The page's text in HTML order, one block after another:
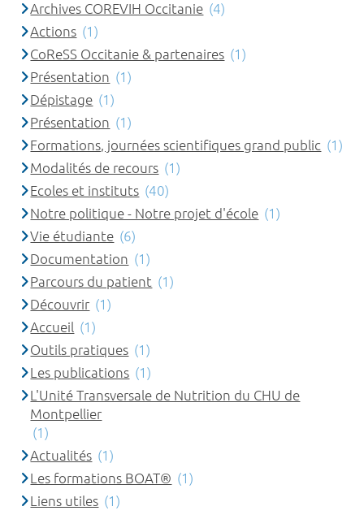
Archives COREVIH Occitanie (4)
Actions (1)
CoReSS Occitanie & partenaires (1)
Présentation (1)
Dépistage (1)
Présentation (1)
Formations, journées scientifiques grand public (1)
Modalités de recours (1)
Ecoles et instituts (40)
Notre politique - Notre projet d'école (1)
Vie étudiante (6)
Documentation (1)
Parcours du patient (1)
Découvrir (1)
Accueil (1)
Outils pratiques (1)
Les publications (1)
L'Unité Transversale de Nutrition du CHU de
Montpellier
(1)
Actualités (1)
Les formations BOAT® (1)
Liens utiles (1)